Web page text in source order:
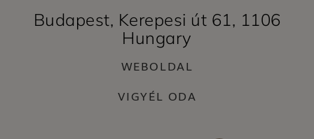
Budapest, Kerepesi út 61, 1106
Hungary
WEBOLDAL
VIGYÉL ODA